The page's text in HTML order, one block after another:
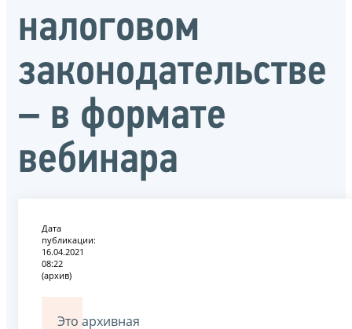
налоговом
законодательстве
– в формате
вебинара
Дата
публикации:
16.04.2021
08:22
(архив)
Это архивная